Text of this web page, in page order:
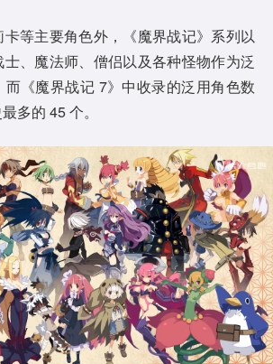
等主要角色外，《魔界战记》系列以
、魔法师、僧侣以及各种怪物作为泛
《魔界战记 7》中收录的泛用角色数
多的 45 个。